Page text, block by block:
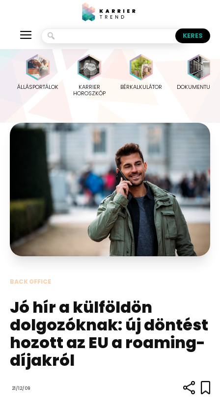
ÁLLÁSPORTÁLOK
KARRIER
HOROSZKÓP
BÉRKALKULÁTOR
BACK OFFICE
Jó hír a külföldön
dolgozóknak: új döntést
hozott az EU a roaming-
díjakról
21/12/09